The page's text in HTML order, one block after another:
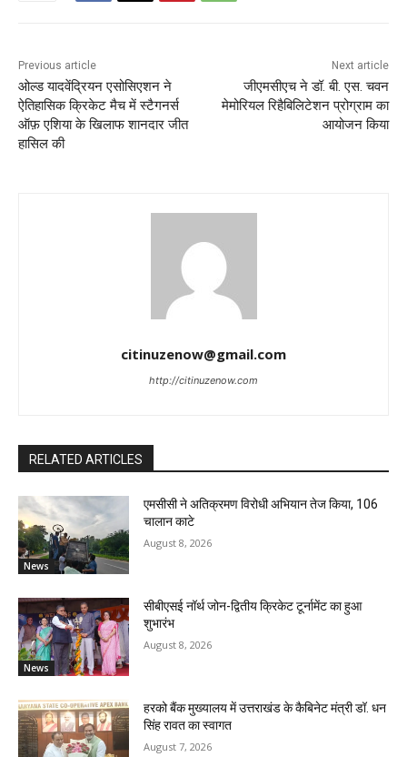
Previous article
ओल्ड यादवेंद्रियन एसोसिएशन ने
ऐतिहासिक क्रिकेट मैच में स्टैगनर्स
ऑफ़ एशिया के खिलाफ शानदार जीत
हासिल की
Next article
जीएमसीएच ने डॉ. बी. एस. चवन
मेमोरियल रिहैबिलिटेशन प्रोग्राम का
आयोजन किया
citinuzenow@gmail.com
http://citinuzenow.com
RELATED ARTICLES
News
एमसीसी ने अतिक्रमण विरोधी अभियान तेज किया, 106
चालान काटे
August 8, 2026
News
सीबीएसई नॉर्थ जोन-द्वितीय क्रिकेट टूर्नामेंट का हुआ
शुभारंभ
August 8, 2026
हरको बैंक मुख्यालय में उत्तराखंड के कैबिनेट मंत्री डॉ. धन
सिंह रावत का स्वागत
August 7, 2026